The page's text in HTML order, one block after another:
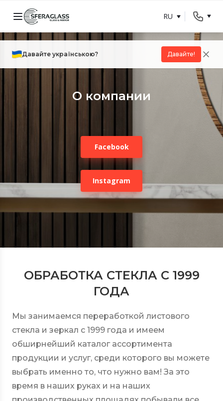
RU
О компании
Facebook
Instagram
ОБРАБОТКА СТЕКЛА С 1999
ГОДА
Мы занимаемся переработкой листового
стекла и зеркал с 1999 года и имеем
обширнейший каталог ассортимента
продукции и услуг, среди которого вы можете
выбрать именно то, что нужно вам! За это
время в наших руках и на наших
Давайте українською? Давайте!